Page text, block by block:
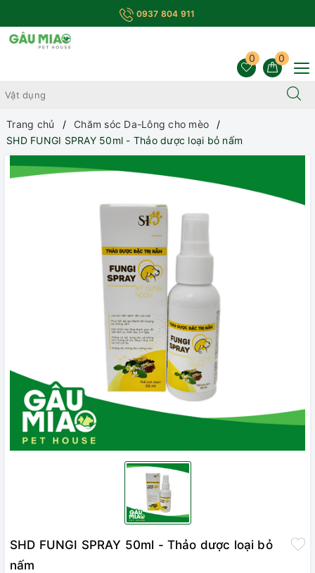
0937 804 911
0
0
Trang chủ
Chăm sóc Da-Lông cho mèo
SHD FUNGI SPRAY 50ml - Thảo dược loại bỏ nấm
SHD FUNGI SPRAY 50ml - Thảo dược loại bỏ
nấm